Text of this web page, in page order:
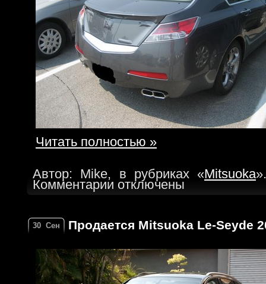
Читать полностью »
Автор: Mike, в рубриках «Mitsuoka
Комментарии отключены
30 Сен Продается Mitsuoka Le-Seyde